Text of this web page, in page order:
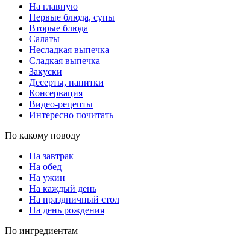
На главную
Первые блюда, супы
Вторые блюда
Салаты
Несладкая выпечка
Сладкая выпечка
Закуски
Десерты, напитки
Консервация
Видео-рецепты
Интересно почитать
По какому поводу
На завтрак
На обед
На ужин
На каждый день
На праздничный стол
На день рождения
По ингредиентам